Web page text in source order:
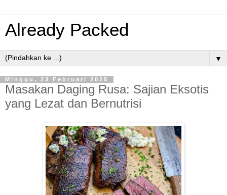
Already Packed
▼
Minggu, 23 Februari 2025
Masakan Daging Rusa: Sajian Eksotis
yang Lezat dan Bernutrisi